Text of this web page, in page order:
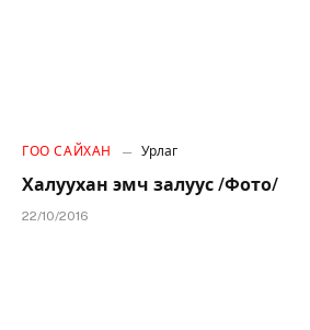
ГОО САЙХАН Урлаг
Халуухан эмч залуус /Фото/
22/10/2016